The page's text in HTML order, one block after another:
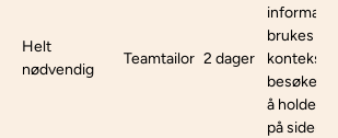
Helt
nødvendig
Teamtailor 2 dager
brukes til
å holde
på siden).